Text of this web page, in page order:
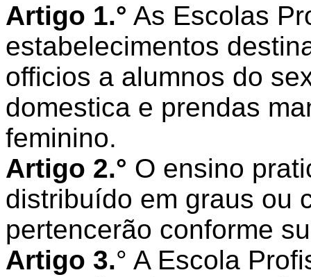
Artigo 1.° As Escolas
estabelecimentos
officios a alumnos do
domestica e prendas
feminino.
Artigo 2.° O ensino
distribuído em graus ou
pertencerão conforme
Artigo 3.° A Escola